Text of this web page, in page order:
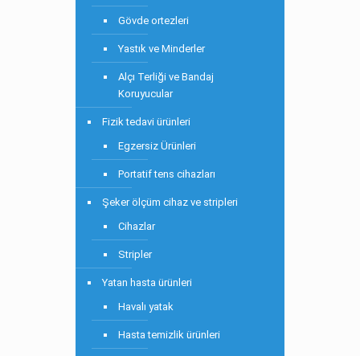
Gövde ortezleri
Yastık ve Minderler
Alçı Terliği ve Bandaj
Koruyucular
Fizik tedavi ürünleri
Egzersiz Ürünleri
Portatif tens cihazları
Şeker ölçüm cihaz ve stripleri
Cihazlar
Stripler
Yatan hasta ürünleri
Havalı yatak
Hasta temizlik ürünleri